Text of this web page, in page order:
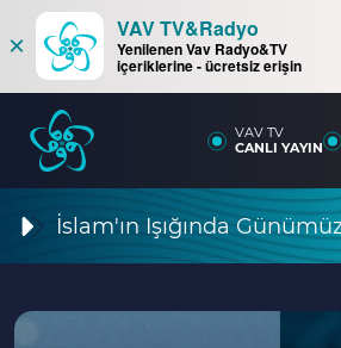
×
VAV TV&Radyo
Yenilenen Vav Radyo&TV
içeriklerine - ücretsiz erişin
VAV TV
CANLI YAYIN
İslam'ın Işığında